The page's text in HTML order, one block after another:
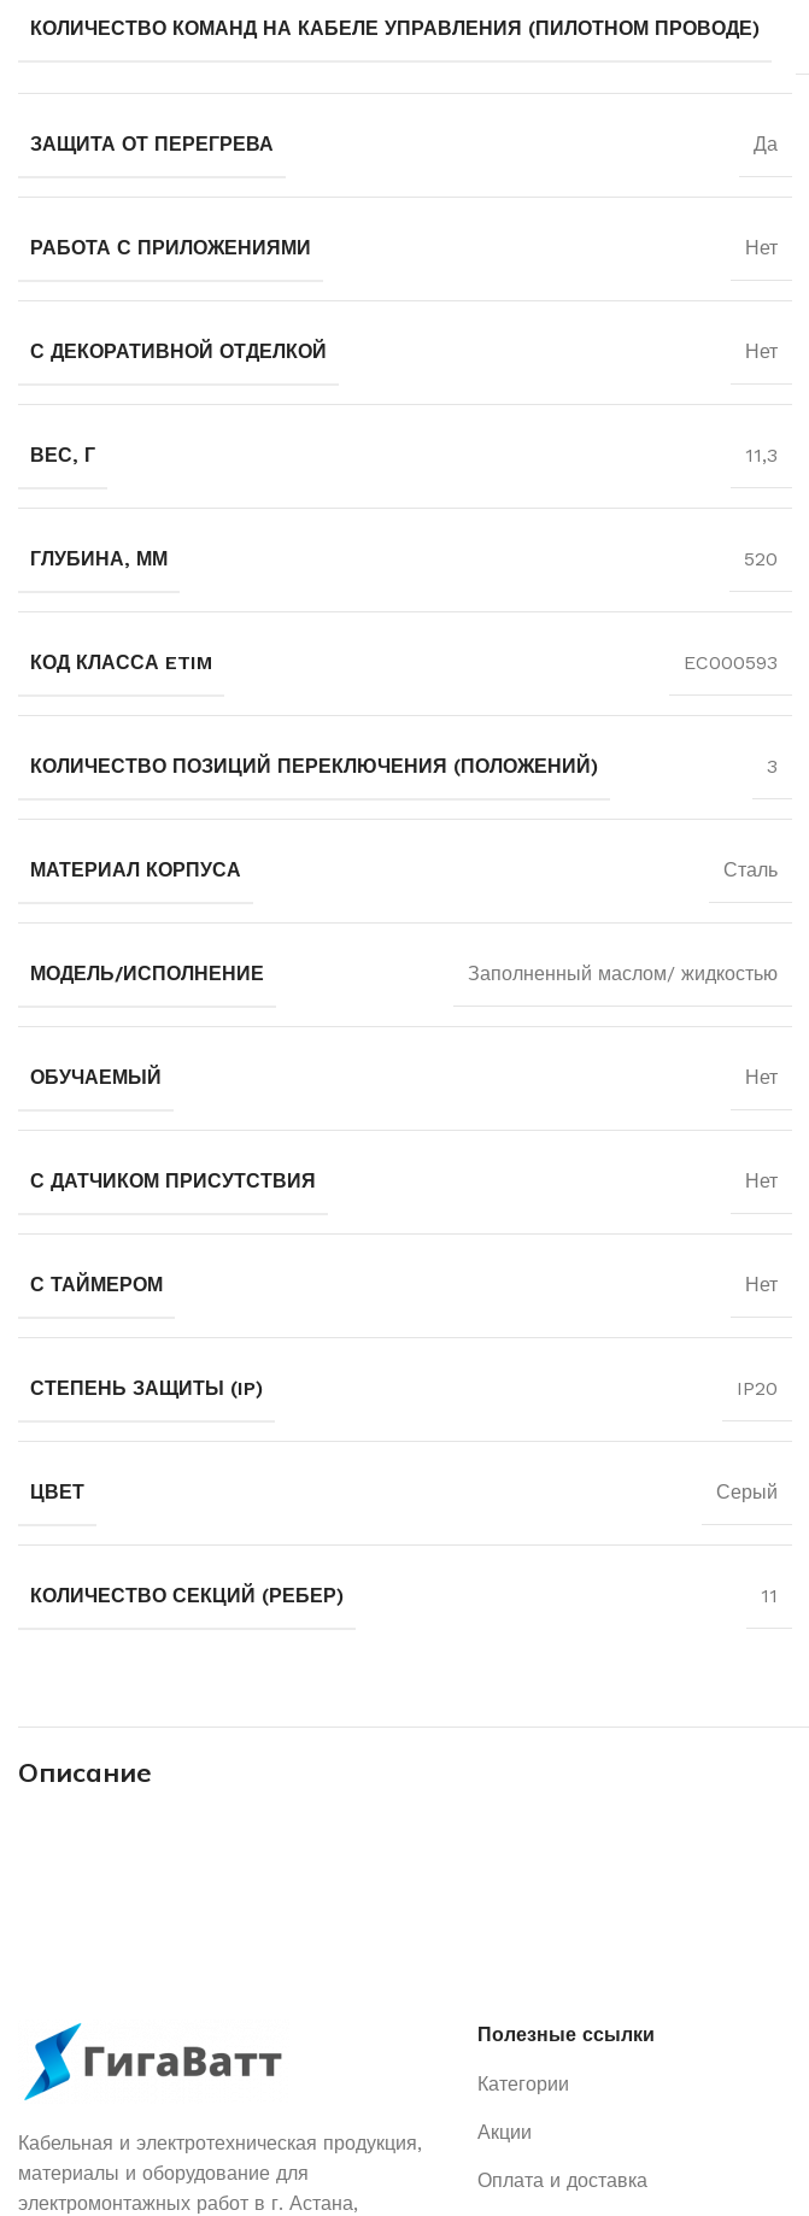
КОЛИЧЕСТВО КОМАНД НА КАБЕЛЕ УПРАВЛЕНИЯ (ПИЛОТНОМ ПРОВОДЕ)
ЗАЩИТА ОТ ПЕРЕГРЕВА Да
РАБОТА С ПРИЛОЖЕНИЯМИ Нет
С ДЕКОРАТИВНОЙ ОТДЕЛКОЙ Нет
ВЕС, Г 11,3
ГЛУБИНА, ММ 520
КОД КЛАССА ETIM EC000593
КОЛИЧЕСТВО ПОЗИЦИЙ ПЕРЕКЛЮЧЕНИЯ (ПОЛОЖЕНИЙ) 3
МАТЕРИАЛ КОРПУСА Сталь
МОДЕЛЬ/ИСПОЛНЕНИЕ Заполненный маслом/ жидкостью
ОБУЧАЕМЫЙ Нет
С ДАТЧИКОМ ПРИСУТСТВИЯ Нет
С ТАЙМЕРОМ Нет
СТЕПЕНЬ ЗАЩИТЫ (IP) IP20
ЦВЕТ Серый
КОЛИЧЕСТВО СЕКЦИЙ (РЕБЕР) 11
Описание
Кабельная и электротехническая продукция,
материалы и оборудование для
электромонтажных работ в г. Астана,
Полезные ссылки
Категории
Акции
Оплата и доставка